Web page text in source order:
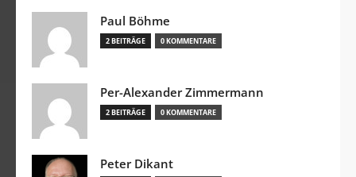
Paul Böhme
2 BEITRÄGE 0 KOMMENTARE
Per-Alexander Zimmermann
2 BEITRÄGE 0 KOMMENTARE
Peter Dikant